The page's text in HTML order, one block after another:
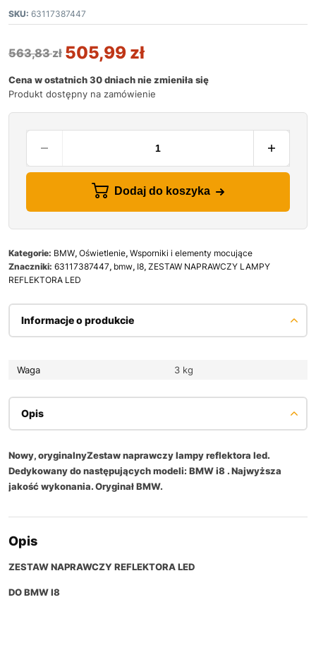
SKU: 63117387447
563,83zł 505,99 zł
Cena w ostatnich 30 dniach nie zmieniła się
Produkt dostępny na zamówienie
Dodaj do koszyka
Kategorie: BMW, Oświetlenie, Wsporniki i elementy mocujące
Znaczniki: 63117387447, bmw, I8, ZESTAW NAPRAWCZY LAMPY
REFLEKTORA LED
Informacje o produkcie
Waga 3 kg
Opis
Nowy, oryginalnyZestaw naprawczy lampy reflektora led.
Dedykowany do następujących modeli: BMW i8 . Najwyższa
jakość wykonania. Oryginał BMW.
Opis
ZESTAW NAPRAWCZY REFLEKTORA LED
DO BMW I8